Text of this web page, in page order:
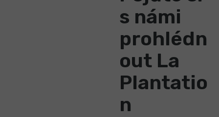
s námi
prohlédn
out La
Plantatio
n